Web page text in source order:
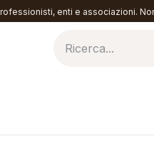
enti e associazioni.